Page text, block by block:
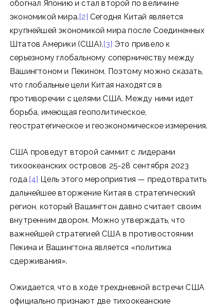
обогнал Японию и стал второй по величине
экономикой мира.[2] Сегодня Китай является
крупнейшей экономикой мира после Соединенных
Штатов Америки (США).[3] Это привело к
серьезному глобальному соперничеству между
Вашингтоном и Пекином. Поэтому можно сказать,
что глобальные цели Китая находятся в
противоречии с целями США. Между ними идет
борьба, имеющая геополитическое,
геостратегическое и геоэкономическое измерения.
США проведут второй саммит с лидерами
тихоокеанских островов 25-28 сентября 2023
года.[4] Цель этого мероприятия — предотвратить
дальнейшее вторжение Китая в стратегический
регион, который Вашингтон давно считает своим
внутренним двором. Можно утверждать, что
важнейшей стратегией США в противостоянии
Пекина и Вашингтона является «политика
сдерживания».
Ожидается, что в ходе трехдневной встречи США
официально признают две тихоокеанские